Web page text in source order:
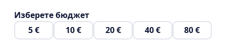
Изберете бюджет
5 €
10 € 20 € 40 € 80 €